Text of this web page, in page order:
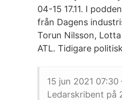
04-15 17.11. I
från Dagens
Torun Nilsson,
ATL. Tidigare
15 jun 2021
Ledarskribent på